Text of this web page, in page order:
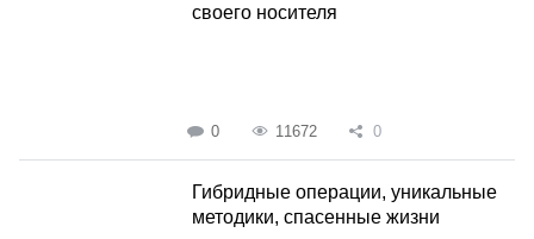
своего носителя
0 11672 0
Гибридные операции, уникальные
методики, спасенные жизни